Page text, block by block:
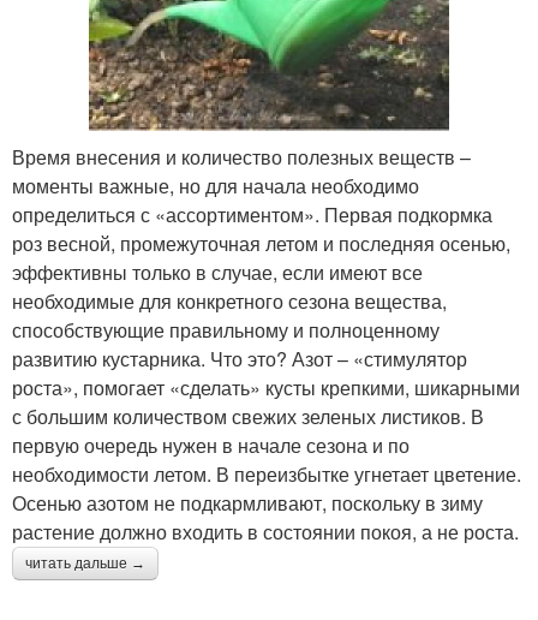
Время внесения и количество полезных веществ –
моменты важные, но для начала необходимо
определиться с «ассортиментом». Первая подкормка
роз весной, промежуточная летом и последняя осенью,
эффективны только в случае, если имеют все
необходимые для конкретного сезона вещества,
способствующие правильному и полноценному
развитию кустарника. Что это? Азот – «стимулятор
роста», помогает «сделать» кусты крепкими, шикарными
с большим количеством свежих зеленых листиков. В
первую очередь нужен в начале сезона и по
необходимости летом. В переизбытке угнетает цветение.
Осенью азотом не подкармливают, поскольку в зиму
растение должно входить в состоянии покоя, а не роста.
читать дальше →